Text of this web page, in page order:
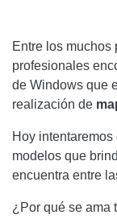
Entre los
profesionales
de Windows que
realización de
Hoy
modelos que
encuentra entre
¿Por qué se ama